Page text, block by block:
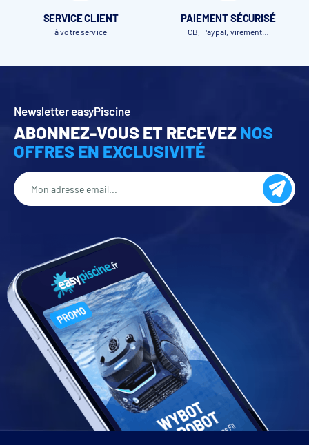
SERVICE CLIENT
à votre service
PAIEMENT SÉCURISÉ
CB, Paypal, virement…
Newsletter easyPiscine
ABONNEZ-VOUS ET RECEVEZ NOS
OFFRES EN EXCLUSIVITÉ